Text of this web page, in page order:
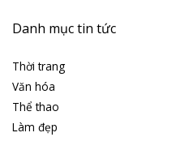
Danh mục tin tức
Thời trang
Văn hóa
Thể thao
Làm đẹp